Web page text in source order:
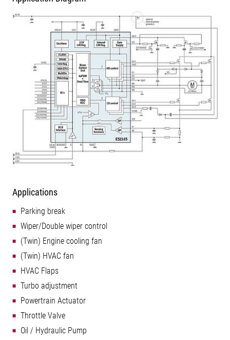
Applications
Parking break
Wiper/Double wiper control
(Twin) Engine cooling fan
(Twin) HVAC fan
HVAC Flaps
Turbo adjustment
Powertrain Actuator
Throttle Valve
Oil / Hydraulic Pump